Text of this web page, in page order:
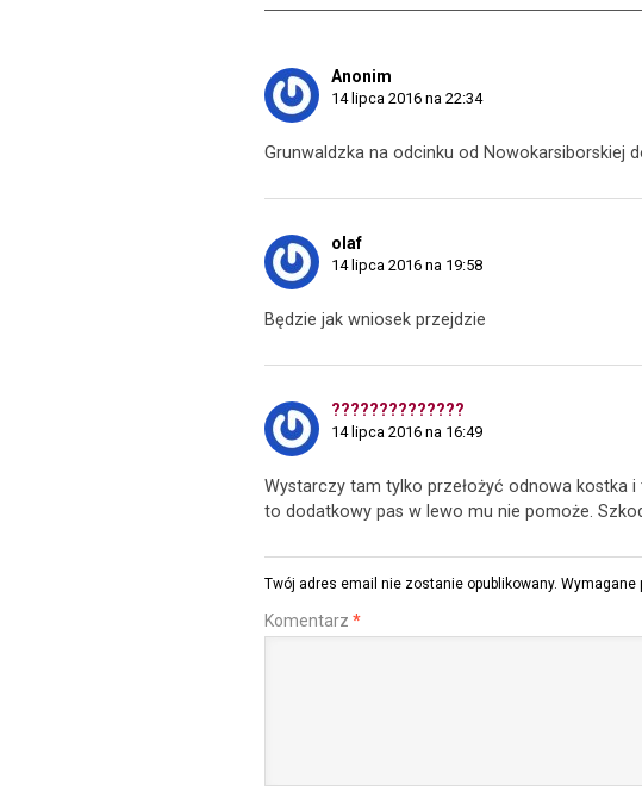
Anonim
14 lipca 2016 na 22:34
Grunwaldzka na odcinku od Nowokarsiborskiej
olaf
14 lipca 2016 na 19:58
Będzie jak wniosek przejdzie
??????????????
14 lipca 2016 na 16:49
Wystarczy tam tylko przełożyć odnowa kostka
to dodatkowy pas w lewo mu nie pomoże.
Twój adres email nie zostanie opublikowany. Wymagane
Komentarz *